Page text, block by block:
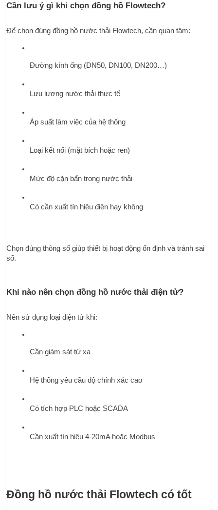
Cần lưu ý gì khi chọn đồng hồ Flowtech?
Để chọn đúng đồng hồ nước thải Flowtech, cần quan tâm:
Đường kính ống (DN50, DN100, DN200…)
Lưu lượng nước thải thực tế
Áp suất làm việc của hệ thống
Loại kết nối (mặt bích hoặc ren)
Mức độ cặn bẩn trong nước thải
Có cần xuất tín hiệu điện hay không
Chọn đúng thông số giúp thiết bị hoạt động ổn định và tránh sai
số.
Khi nào nên chọn đồng hồ nước thải điện tử?
Nên sử dụng loại điện tử khi:
Cần giám sát từ xa
Hệ thống yêu cầu độ chính xác cao
Có tích hợp PLC hoặc SCADA
Cần xuất tín hiệu 4-20mA hoặc Modbus
Đồng hồ nước thải Flowtech có tốt